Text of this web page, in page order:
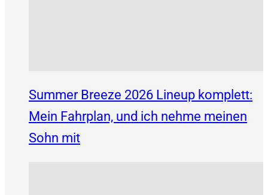
Summer Breeze 2026 Lineup komplett:
Mein Fahrplan, und ich nehme meinen
Sohn mit